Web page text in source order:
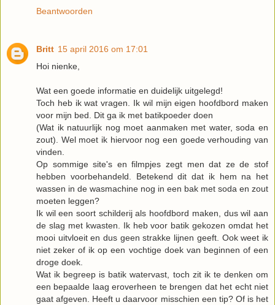
Beantwoorden
Britt 15 april 2016 om 17:01
Hoi nienke,
Wat een goede informatie en duidelijk uitgelegd!
Toch heb ik wat vragen. Ik wil mijn eigen hoofdbord maken
voor mijn bed. Dit ga ik met batikpoeder doen
(Wat ik natuurlijk nog moet aanmaken met water, soda en
zout). Wel moet ik hiervoor nog een goede verhouding van
vinden.
Op sommige site's en filmpjes zegt men dat ze de stof
hebben voorbehandeld. Betekend dit dat ik hem na het
wassen in de wasmachine nog in een bak met soda en zout
moeten leggen?
Ik wil een soort schilderij als hoofdbord maken, dus wil aan
de slag met kwasten. Ik heb voor batik gekozen omdat het
mooi uitvloeit en dus geen strakke lijnen geeft. Ook weet ik
niet zeker of ik op een vochtige doek van beginnen of een
droge doek.
Wat ik begreep is batik watervast, toch zit ik te denken om
een bepaalde laag eroverheen te brengen dat het echt niet
gaat afgeven. Heeft u daarvoor misschien een tip? Of is het